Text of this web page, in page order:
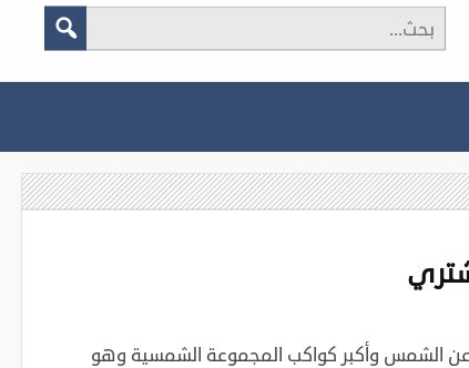
الشمس وأكبر كواكب المجموعة الشمسية وهو